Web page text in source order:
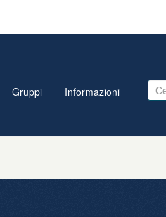
Gruppi Informazioni